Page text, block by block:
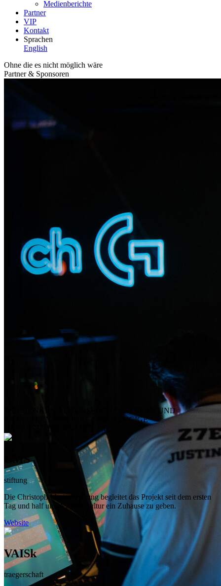
Medienberichte
Partner
VIP
Kontakt
Sprachen
English
Ohne die es nicht möglich wäre
Partner & Sponsoren
WIR DANKEN ALL UNSEREN PARTNERN UND
SPONSOREN FÜR IHRE GROSSZÜGIGE
UNTERSTÜTZUNG UND TREUE
CMS
stiftung
Die Christoph Merian Stiftung begleitet das Projekt seit dem ersten
Tag und half uns der Spielkultur ein Zuhause zu geben.
Website
VAISk
traegerschaft